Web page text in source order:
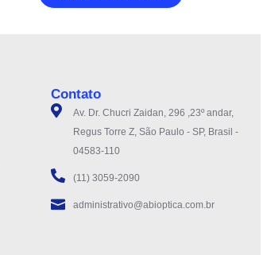
Contato
Av. Dr. Chucri Zaidan, 296 ,23º andar,
Regus Torre Z, São Paulo - SP, Brasil -
04583-110
(11) 3059-2090
administrativo@abioptica.com.br